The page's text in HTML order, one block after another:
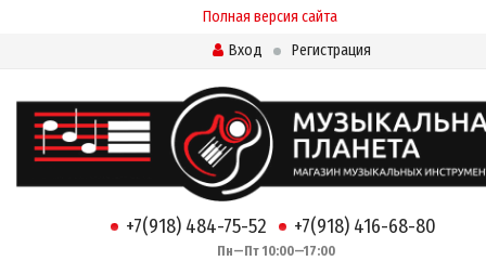
Полная версия сайта
Вход
Регистрация
+7(918) 484-75-52 +7(918) 416-68-80
Пн—Пт 10:00—17:00